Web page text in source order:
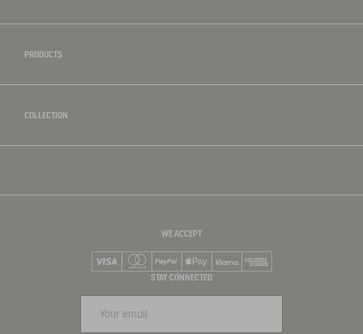
PRODUCTS
COLLECTION
WE ACCEPT
Mastercard
PayPalApple Pay
STAY CONNECTED